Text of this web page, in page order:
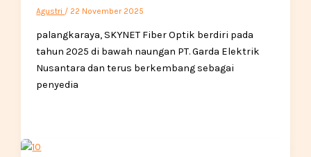
Agustri / 22 November 2025
palangkaraya, SKYNET Fiber Optik berdiri pada
tahun 2025 di bawah naungan PT. Garda Elektrik
Nusantara dan terus berkembang sebagai
penyedia